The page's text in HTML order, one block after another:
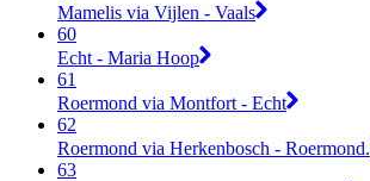
Mamelis via Vijlen - Vaals
60
Echt - Maria Hoop
61
Roermond via Montfort - Echt
62
Roermond via Herkenbosch - Roermond.
63